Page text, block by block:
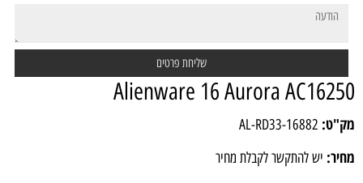
Alienware 16 Aurora AC16250
מק"ט: AL-RD33-16882
מחיר: יש להתקשר לקבלת מחיר